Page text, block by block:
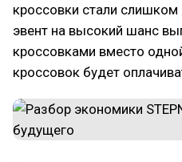
кроссовки стали
эвент на высокий шанс
кроссовками вместо
кроссовок будет